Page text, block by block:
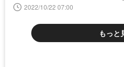
2022/10/22 07:00
もっと